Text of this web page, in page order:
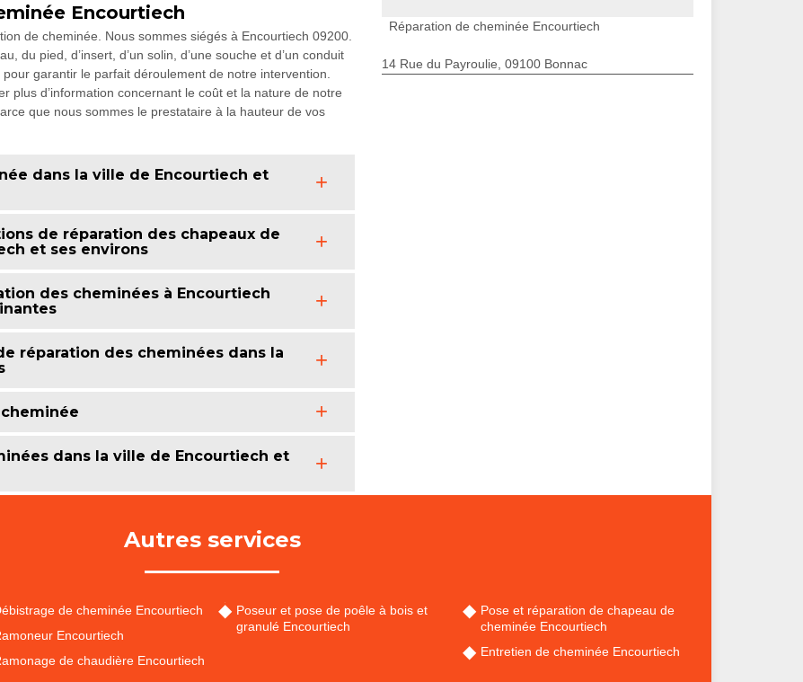
Encourtiech
de cheminée. Nous sommes siégés à Encourtiech 09200.
du pied, d’insert, d’un solin, d’une souche et d’un conduit
garantir le parfait déroulement de notre intervention.
plus d’information concernant le coût et la nature de notre
que nous sommes le prestataire à la hauteur de vos
dans la ville de Encourtiech et
de réparation des chapeaux de
et ses environs
des cheminées à Encourtiech
réparation des cheminées dans la
dans la ville de Encourtiech et
Réparation de cheminée Encourtiech
14 Rue du Payroulie, 09100 Bonnac
Autres services
de cheminée Encourtiech
Encourtiech
de chaudière Encourtiech
Poseur et pose de poêle à bois et
granulé Encourtiech
Pose et réparation de chapeau de
cheminée Encourtiech
Entretien de cheminée Encourtiech